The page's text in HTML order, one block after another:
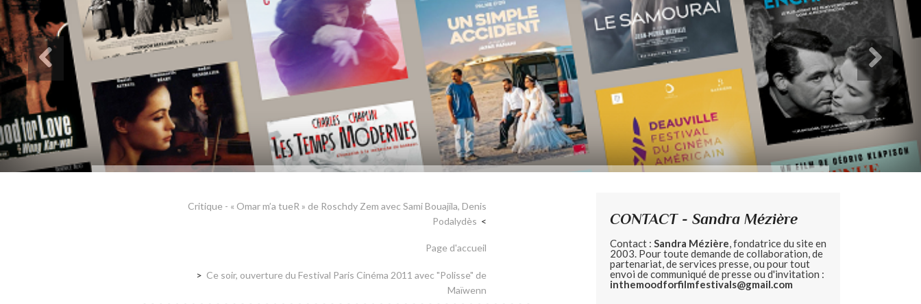
Critique - « Omar m’a tueR » de Roschdy Zem avec Sami Bouajila, Denis
Podalydès
Page d'accueil
Ce soir, ouverture du Festival Paris Cinéma 2011 avec "Polisse" de
Maïwenn
CONTACT - Sandra Mézière
Contact : Sandra Mézière, fondatrice du site en
2003. Pour toute demande de collaboration, de
partenariat, de services presse, ou pour tout
envoi de communiqué de presse ou d'invitation :
inthemoodforfilmfestivals@gmail.com